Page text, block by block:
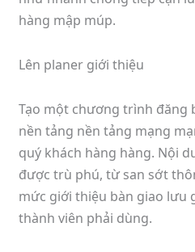
hàng mập múp.
Lên planer giới thiệu
Tạo một chương trình đăng
nền tảng nền tảng mạng
quý khách hàng hàng. Nội
được trù phú, từ san sớt
mức giới thiệu bàn giao lưu
thành viên phải dùng.